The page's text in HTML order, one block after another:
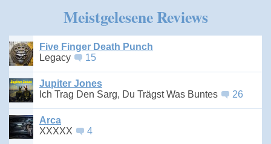
Meistgelesene Reviews
Five Finger Death Punch
Legacy
15
Jupiter Jones
Ich Trag Den Sarg, Du Trägst Was Buntes
26
Arca
XXXXX
4